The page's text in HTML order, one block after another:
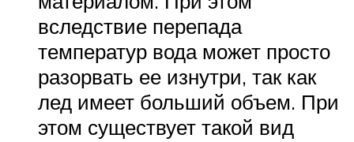
вследствие перепада
температур вода может просто
разорвать ее изнутри, так как
лед имеет больший объем. При
этом существует такой вид